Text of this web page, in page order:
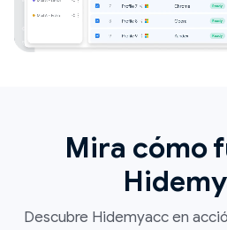
Mira cómo
Descubre Hidemyacc en